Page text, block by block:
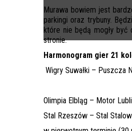
Murawa bowiem jest
parkingi oraz trybuny.
które nie będą mogły
stronie.
Harmonogram gier 21
Wigry Suwałki – Puszcza
Olimpia Elbląg – Motor
Stal Rzeszów – Stal